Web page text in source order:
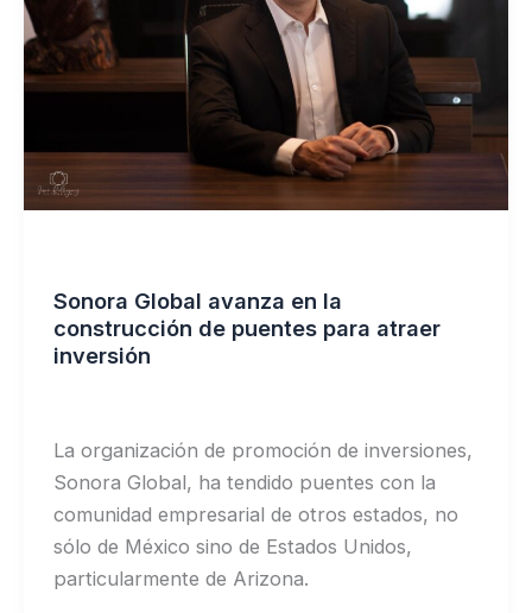
Sonora Global avanza en la
construcción de puentes para atraer
inversión
La organización de promoción de inversiones,
Sonora Global, ha tendido puentes con la
comunidad empresarial de otros estados, no
sólo de México sino de Estados Unidos,
particularmente de Arizona.